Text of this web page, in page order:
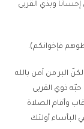
إحساناً وبذي القربى
فإخوانكم).
البر من آمن بالله
حبّه ذوي القربى
وأقام الصلاة
البأساء أولئك